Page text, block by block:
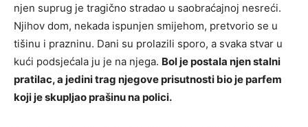
njen suprug je tragično stradao u saobraćajnoj nesreći.
Njihov dom, nekada ispunjen smijehom, pretvorio se u
tišinu i prazninu. Dani su prolazili sporo, a svaka stvar u
kući podsjećala ju je na njega. Bol je postala njen stalni
pratilac, a jedini trag njegove prisutnosti bio je parfem
koji je skupljao prašinu na polici.